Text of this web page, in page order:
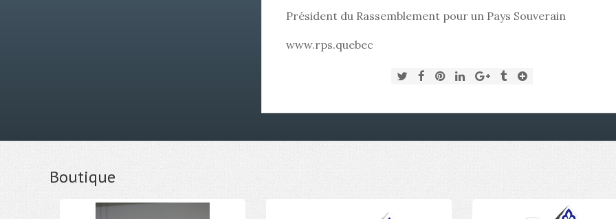
Président du Rassemblement pour un Pays Souverain
www.rps.quebec
Boutique